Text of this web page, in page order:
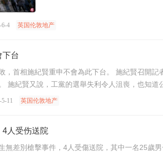
6-4 英国伦敦地产
下台
認政府過往在施政上犯了一些錯誤，但他強調，政府在重大政治抉擇上有做出正確的選擇，例如是中
東衝突和對公共服務的投資。 施紀賢又說，工黨的選舉失利
11 英国伦敦地产
人受伤送院
件，4人受傷送院，其中一名25歲男子性命垂危。事件仍在調查，暫時